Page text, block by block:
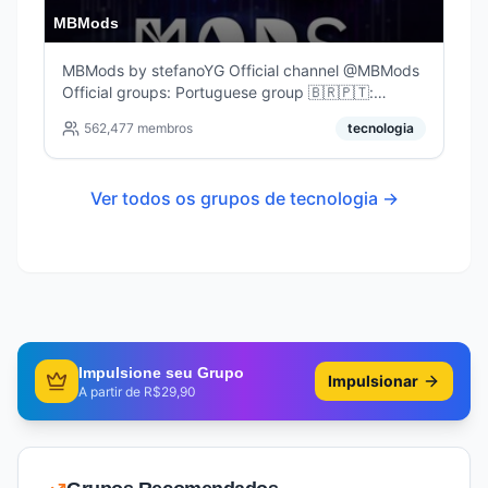
MBMods
MBMods by stefanoYG Official channel @MBMods
Official groups: Portuguese group 🇧🇷🇵🇹:
indonesian 🇮🇩 @MBMods_id Group for everyone
in general: @MBMods_group
562,477 membros tecnologia
Ver todos os grupos de tecnologia →
Impulsione seu Grupo
A partir de R$29,90
Impulsionar